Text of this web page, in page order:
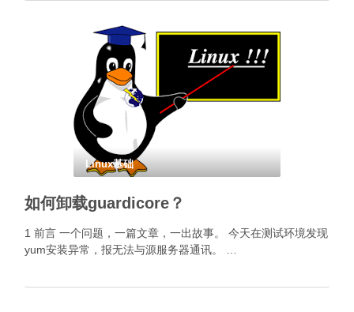
Linux基础
如何卸载guardicore？
1 前言 一个问题，一篇文章，一出故事。 今天在测试环境发现
yum安装异常，报无法与源服务器通讯。 …